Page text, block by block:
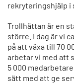
rekryteringshjälp i
Trollhättan är en
större. I dag är vi
på att växa till 70
arbetar vi med att
5 000
sätt med att ge